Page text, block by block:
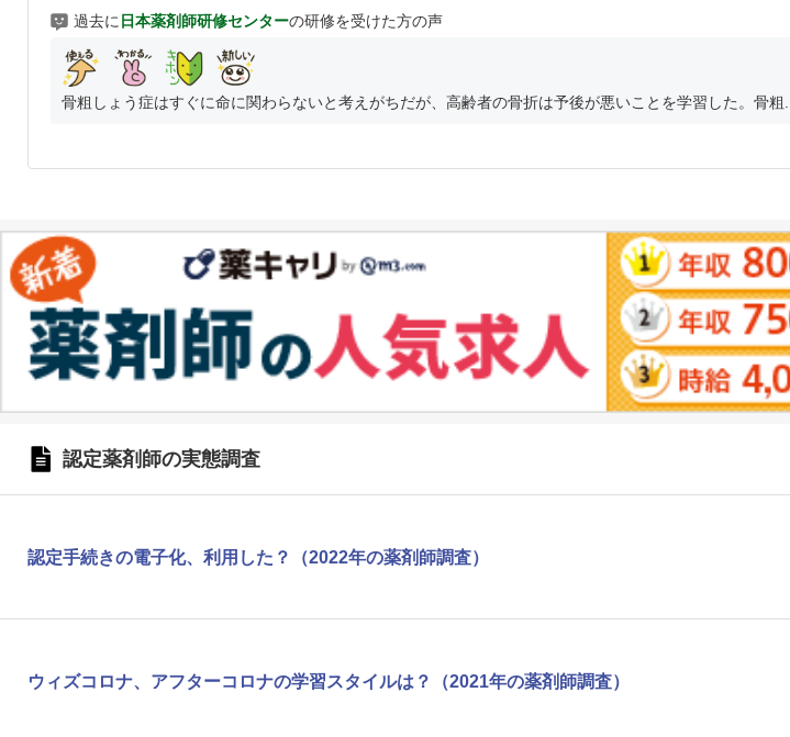
過去に 日本薬剤師研修センターの研修を受けた方の声
骨粗しょう症はすぐに命に関わらないと考えがちだが、高齢者の骨折は予後が悪いことを学習した。骨粗...
認定薬剤師の実態調査
認定手続きの電子化、利用した？（2022年の薬剤師調査）
ウィズコロナ、アフターコロナの学習スタイルは？（2021年の薬剤師調査）